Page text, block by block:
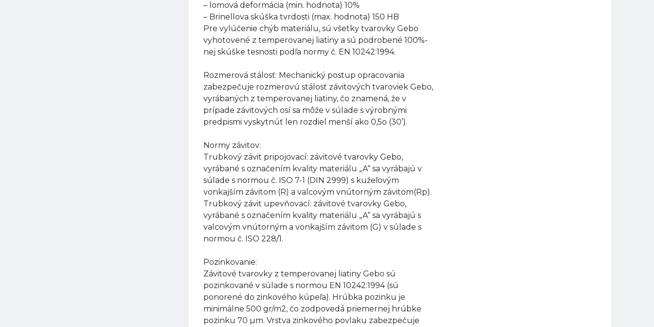
– lomová deformácia (min. hodnota) 10%
– Brinellova skúška tvrdosti (max. hodnota) 150 HB
Pre vylúčenie chýb materiálu, sú všetky tvarovky Gebo
vyhotovené z temperovanej liatiny a sú podrobené 100%-
nej skúške tesnosti podľa normy č. EN 10242:1994.
Rozmerová stálosť: Mechanický postup opracovania
zabezpečuje rozmerovú stálosť závitových tvaroviek Gebo,
vyrábaných z temperovanej liatiny, čo znamená, že v
prípade závitových osí sa môže v súlade s výrobnými
predpismi vyskytnúť len rozdiel menší ako 0,5o (30’).
Normy závitov:
Trubkový závit pripojovací: závitové tvarovky Gebo,
vyrábané s označením kvality materiálu „A“ sa vyrábajú v
súlade s normou č. ISO 7-1 (DIN 2999) s kužeľovým
vonkajším závitom (R) a valcovým vnútorným závitom(Rp).
Trubkový závit upevňovací: závitové tvarovky Gebo,
vyrábané s označením kvality materiálu „A“ sa vyrábajú s
valcovým vnútorným a vonkajším závitom (G) v súlade s
normou č. ISO 228/1.
Pozinkovanie:
Závitové tvarovky z temperovanej liatiny Gebo sú
pozinkované v súlade s normou EN 10242:1994 (sú
ponorené do zinkového kúpeľa). Hrúbka pozinku je
minimálne 500 gr/m2, čo zodpovedá priemernej hrúbke
pozinku 70 µm. Vrstva zinkového povlaku zabezpečuje